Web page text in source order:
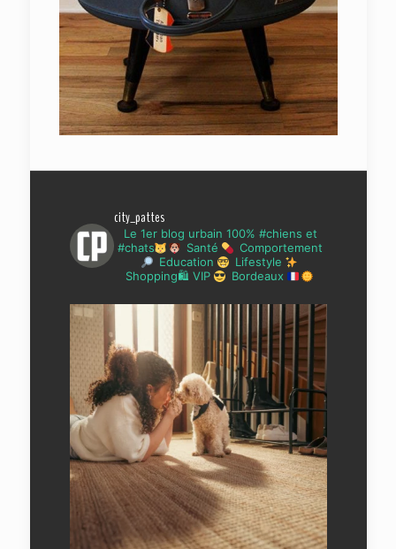
city_pattes
Le 1er blog urbain 100% #chiens et
#chats
Santé
Comportement
Education
Lifestyle
Shopping🛍 VIP
Bordeaux